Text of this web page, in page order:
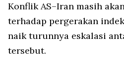
Konflik AS–Iran masih
terhadap pergerakan
naik turunnya eskalasi
tersebut.